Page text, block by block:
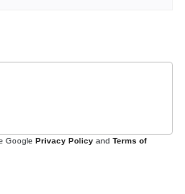
Google Privacy Policy and Terms of